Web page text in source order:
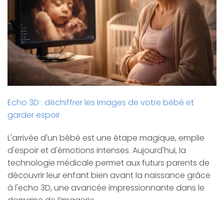
Echo 3D : déchiffrer les images de votre bébé et
garder espoir
L'arrivée d'un bébé est une étape magique, emplie
d'espoir et d'émotions intenses. Aujourd'hui, la
technologie médicale permet aux futurs parents de
découvrir leur enfant bien avant la naissance grâce
à l'echo 3D, une avancée impressionnante dans le